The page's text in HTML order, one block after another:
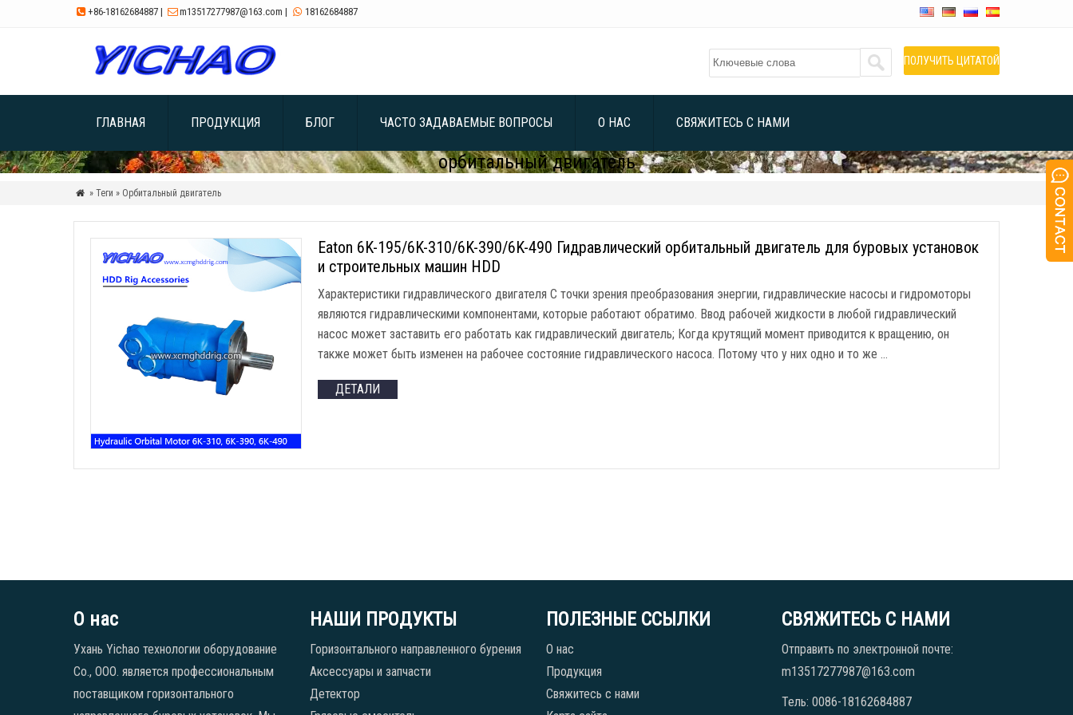
 +86-18162684887 | m13517277987@163.com |  18162684887
ПОЛУЧИТЬ ЦИТАТОЙ
ГЛАВНАЯ ПРОДУКЦИЯ БЛОГ ЧАСТО ЗАДАВАЕМЫЕ ВОПРОСЫ О НАС СВЯЖИТЕСЬ С НАМИ
орбитальный двигатель
 » Теги » Орбитальный двигатель
Eaton 6K-195/6K-310/6K-390/6K-490 Гидравлический орбитальный двигатель для буровых установок
и строительных машин HDD
Характеристики гидравлического двигателя С точки зрения преобразования энергии, гидравлические насосы и гидромоторы
являются гидравлическими компонентами, которые работают обратимо. Ввод рабочей жидкости в любой гидравлический
насос может заставить его работать как гидравлический двигатель; Когда крутящий момент приводится к вращению, он
также может быть изменен на рабочее состояние гидравлического насоса. Потому что у них одно и то же …
ДЕТАЛИ
О нас
Ухань Yichao технологии оборудование
Co., ООО. является профессиональным
поставщиком горизонтального
НАШИ ПРОДУКТЫ
Горизонтального направленного бурения
Аксессуары и запчасти
Детектор
ПОЛЕЗНЫЕ ССЫЛКИ
О нас
Продукция
Свяжитесь с нами
СВЯЖИТЕСЬ С НАМИ
Отправить по электронной почте:
m13517277987@163.com
Тель: 0086-18162684887